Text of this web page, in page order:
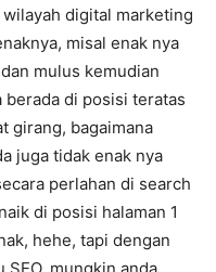
digital marketing
misal enak nya
mulus kemudian
berada di posisi teratas
girang, bagaimana
juga tidak enak nya
perlahan di search
di posisi halaman 1
hehe, tapi dengan